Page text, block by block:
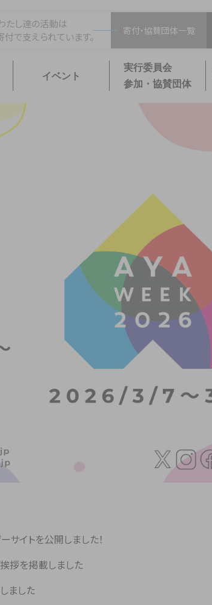
たし達の活動は
で支えられています。
寄付・協賛団体一覧
イベント
実行委員会
参加・協賛団体
サイトを公開しました！
拶を掲載しました
ました